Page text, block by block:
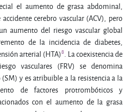
el aumento de grasa abdominal,
cerebro vascular (ACV), pero
aumento del riesgo vascular global
de la incidencia de diabetes,
arterial (HTA)8. La coexistencia de
vasculares (FRV) se denomina
y es atribuible a la resistencia a la
de factores protrombóticos y
con el aumento de la grasa